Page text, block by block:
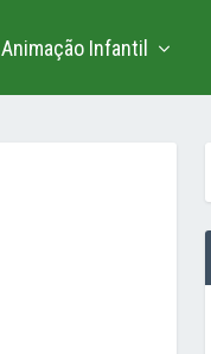
Animação Infantil